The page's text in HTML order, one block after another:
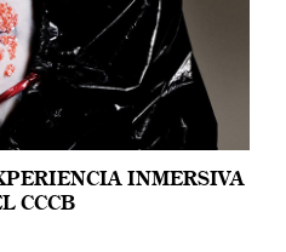
INMERSIVA
CCCB